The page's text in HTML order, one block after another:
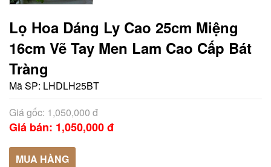
Lọ Hoa Dáng Ly Cao 25cm Miệng
16cm Vẽ Tay Men Lam Cao Cấp Bát
Tràng
Mã SP: LHDLH25BT
Giá gốc: 1,050,000 đ
Giá bán: 1,050,000 đ
MUA HÀNG